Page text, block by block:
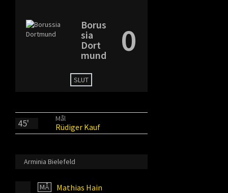
Borus
sia
Dort
mund
0
SLUT
Mål
Rüdiger Kauf
45'
Arminia Bielefeld
MÅ Mathias Hain